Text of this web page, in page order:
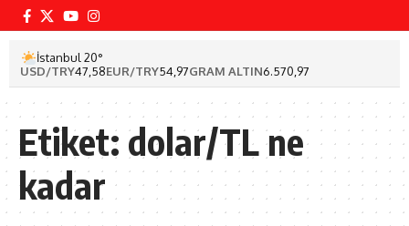
İstanbul 20°
USD/TRY47,58EUR/TRY54,97GRAM ALTIN6.570,97
Etiket: dolar/TL ne
kadar